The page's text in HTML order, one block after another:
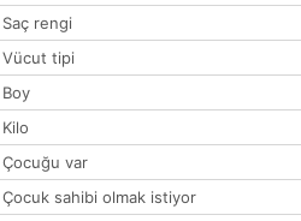
Saç rengi
Vücut tipi
Boy
Kilo
Çocuğu var
Çocuk sahibi olmak istiyor